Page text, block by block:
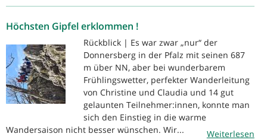
Höchsten Gipfel erklommen !
Rückblick | Es war zwar „nur“ der
Donnersberg in der Pfalz mit seinen 687
m über NN, aber bei wunderbarem
Frühlingswetter, perfekter Wanderleitung
von Christine und Claudia und 14 gut
gelaunten Teilnehmer:innen, konnte man
sich den Einstieg in die warme
Wandersaison nicht besser wünschen. Wir...
Weiterlesen